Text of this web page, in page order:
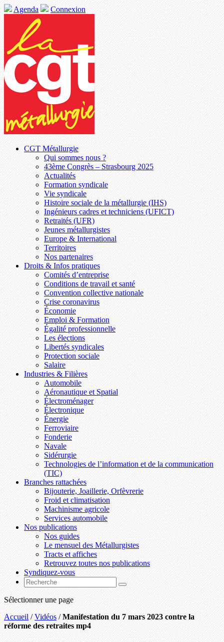
Agenda Connexion
CGT Métallurgie
Qui sommes nous ?
43ème Congrès – Strasbourg 2025
Actualités
Formation syndicale
Vie syndicale
Histoire sociale de la métallurgie (IHS)
Ingénieurs cadres et techniciens (UFICT)
Retraités (UFR)
Jeunes métallurgistes
Europe & International
Territoires
Nos partenaires
Droits & Infos pratiques
Comités d’entreprise
Conditions de travail et santé
Convention collective nationale
Crise coronavirus
Économie
Emploi & Formation
Égalité professionnelle
Les élections
Libertés syndicales
Protection sociale
Salaire
Industries & Filières
Automobile
Aéronautique et Spatial
Électroménager
Électronique
Énergie
Ferroviaire
Fonderie
Navale
Sidérurgie
Technologies de l’information et de la communication
(TIC)
Branches rattachées
Bijouterie, Joaillerie, Orfèvrerie
Froid et climatisation
Machinisme agricole
Services automobile
Nos publications
Nos guides
Le mensuel des Métallurgistes
Tracts et affiches
Retrouvez toutes nos publications
Syndiquez-vous
Sélectionner une page
Accueil /Vidéos /Manifestation du 7 mars 2023 contre la
réforme des retraites mp4